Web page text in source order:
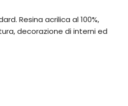
Resina acrilica al 100%,
decorazione di interni ed